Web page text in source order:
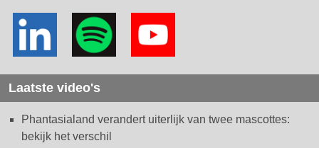
Laatste video's
Phantasialand verandert uiterlijk van twee mascottes:
bekijk het verschil